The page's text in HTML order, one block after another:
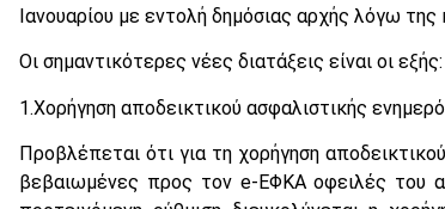
Ιανουαρίου με εντολή δημόσιας αρχής λόγω της
Οι σημαντικότερες νέες διατάξεις είναι οι εξής:
1.Χορήγηση αποδεικτικού ασφαλιστικής
Προβλέπεται ότι για τη χορήγηση
βεβαιωμένες προς τον e-ΕΦΚΑ οφειλές